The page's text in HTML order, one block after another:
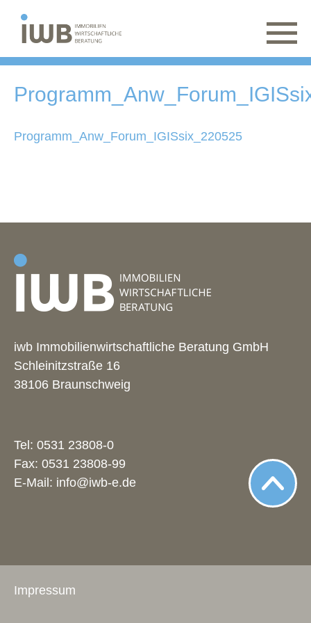
Programm_Anw_Forum_IGISsix_220525
iwb Immobilienwirtschaftliche Beratung GmbH
Schleinitzstraße 16
38106 Braunschweig
Tel: 0531 23808-0
Fax: 0531 23808-99
E-Mail: info@iwb-e.de
Impressum